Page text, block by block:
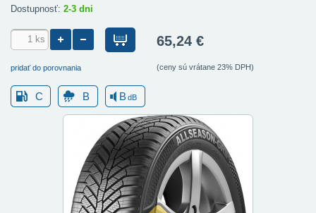
Dostupnosť: 2-3 dni
pridať do porovnania
65,24 €
(ceny sú vrátane 23% DPH)
C B BdB